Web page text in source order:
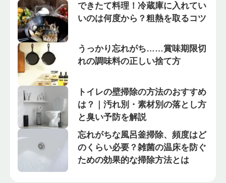
できたて料理！冷蔵庫に入れてい
いのは何度から？粗熱を取るコツ
うっかり忘れがち……賞味期限切
れの調味料の正しい捨て方
トイレの壁掃除の方法のおすすめ
は？｜汚れ別・素材別の落とし方
と臭い予防を解説
忘れがちな風呂釜掃除、頻度はど
のくらい必要？雑菌の温床を防ぐ
ための効果的な掃除方法とは